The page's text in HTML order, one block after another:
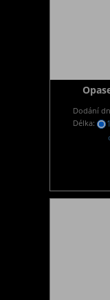
Dodání
Délka: